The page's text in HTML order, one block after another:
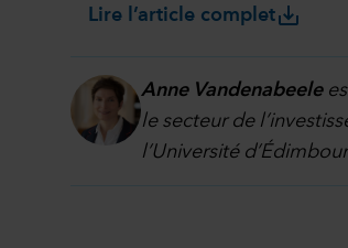
Lire l’article completsave_alt
Anne Vandenabeele
le secteur de
l’Université